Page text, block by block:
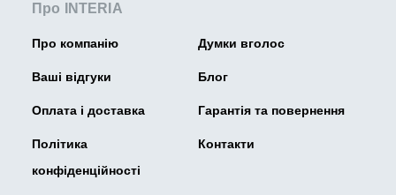
Про INTERIA
Про компанію Думки вголос
Ваші відгуки Блог
Оплата і доставка Гарантія та повернення
Політика
конфіденційності
Контакти